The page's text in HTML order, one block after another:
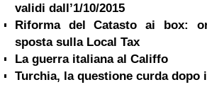
validi dall’1/10/2015
Riforma del Catasto ai box:
sposta sulla Local Tax
La guerra italiana al Califfo
Turchia, la questione curda dopo